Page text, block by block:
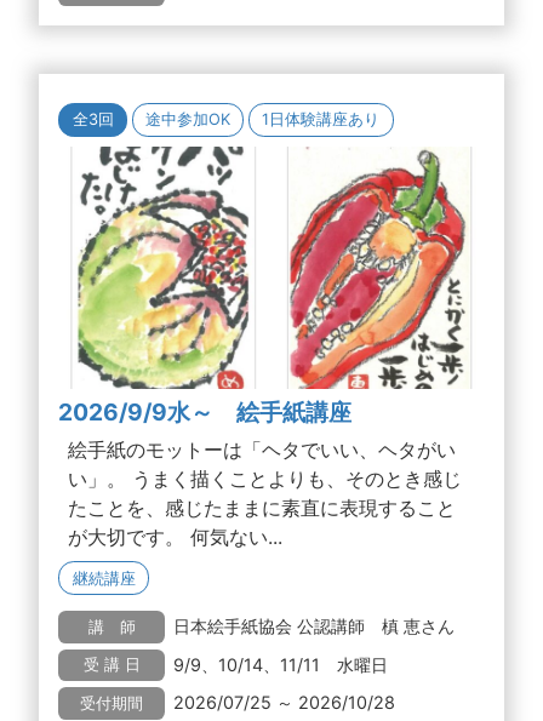
全3回 途中参加OK 1日体験講座あり
2026/9/9水～ 絵手紙講座
絵手紙のモットーは「ヘタでいい、ヘタがい
い」。 うまく描くことよりも、そのとき感じ
たことを、感じたままに素直に表現すること
が大切です。 何気ない...
継続講座
講 師 日本絵手紙協会 公認講師 槙 恵さん
受 講 日 9/9、10/14、11/11 水曜日
受付期間 2026/07/25 ～ 2026/10/28